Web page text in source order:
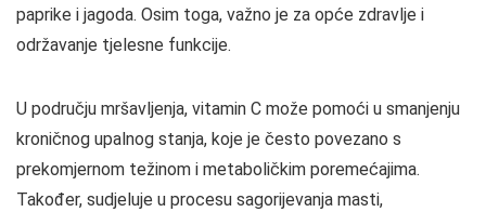
paprike i jagoda. Osim toga, važno je za opće zdravlje i
održavanje tjelesne funkcije.
U području mršavljenja, vitamin C može pomoći u smanjenju
kroničnog upalnog stanja, koje je često povezano s
prekomjernom težinom i metaboličkim poremećajima.
Također, sudjeluje u procesu sagorijevanja masti,